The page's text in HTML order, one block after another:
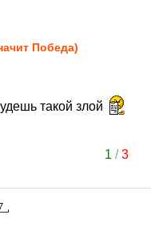
Победа)
такой злой
1 /3